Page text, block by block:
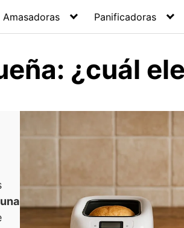
Amasadoras Panificadoras
¿cuál